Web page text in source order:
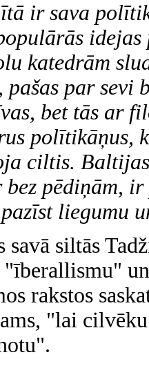
ir sava
katedrām
pašas par sevi
bet tās ar
polītikāņus,
ciltis.
pēdiņām,
liegumu
savā siltās
rakstos
"lai